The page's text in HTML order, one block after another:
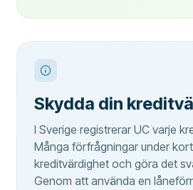
Skydda din
I Sverige registrerar UC varje
Många förfrågningar under
kreditvärdighet och göra det
Genom att använda en